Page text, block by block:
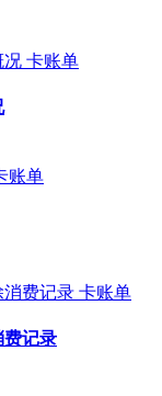
卡账单
账单
卡账单
费记录